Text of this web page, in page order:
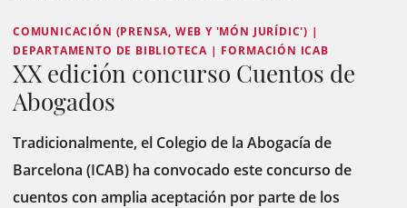
COMUNICACIÓN (PRENSA, WEB Y 'MÓN JURÍDIC') |
DEPARTAMENTO DE BIBLIOTECA | FORMACIÓN ICAB
XX edición concurso Cuentos de
Abogados
Tradicionalmente, el Colegio de la Abogacía de
Barcelona (ICAB) ha convocado este concurso de
cuentos con amplia aceptación por parte de los